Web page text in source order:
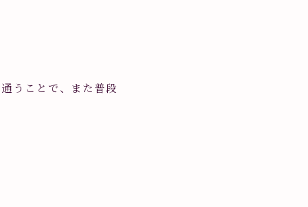
うことで、また普段